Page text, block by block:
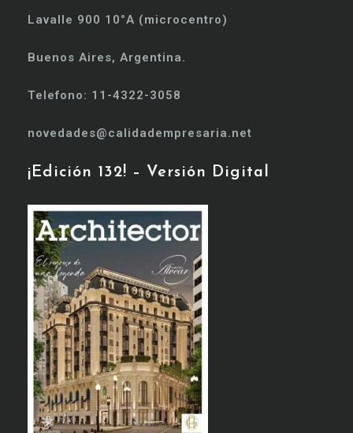
Lavalle 900 10°A (microcentro)
Buenos Aires, Argentina.
Telefono: 11-4322-3058
novedades@calidadempresaria.net
¡Edición 132! – Versión Digital